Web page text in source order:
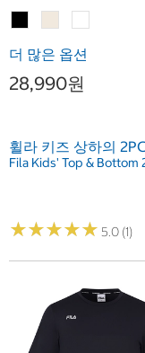
더 많은 옵션
28,990원
휠라 키즈 상하의
Fila Kids' Top & Bottom
★★★★★
★★★★★ 5.0 (1)